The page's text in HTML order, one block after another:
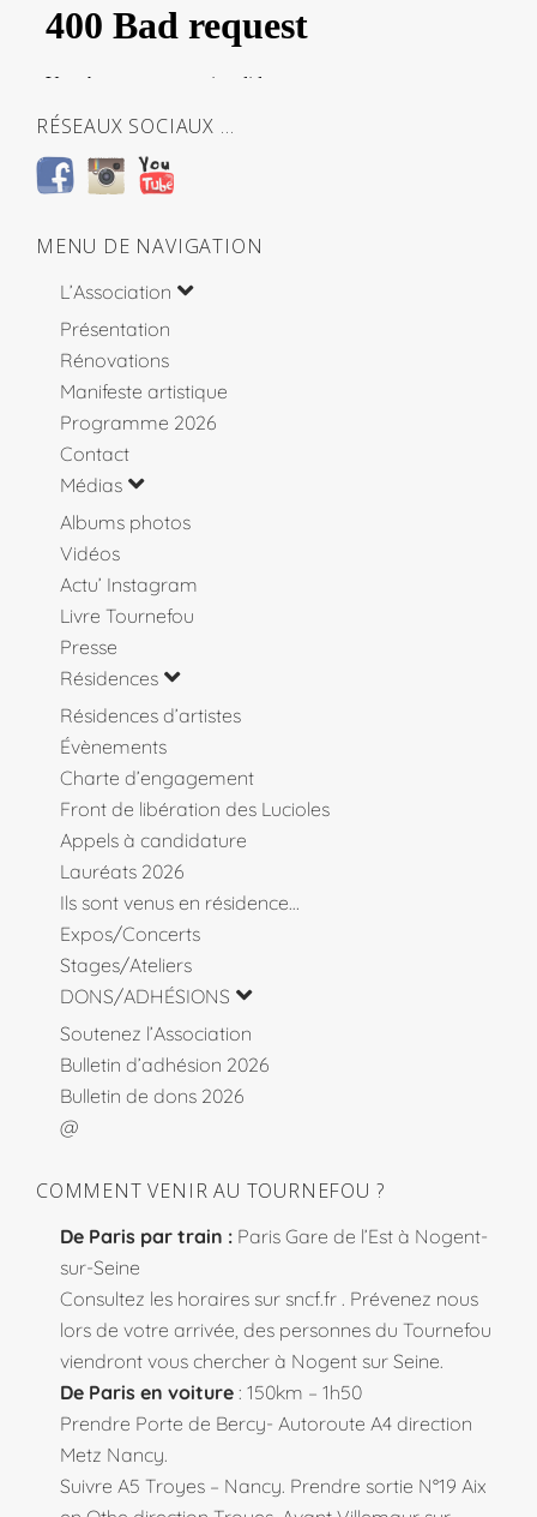
RÉSEAUX SOCIAUX …
MENU DE NAVIGATION
L’Association
Présentation
Rénovations
Manifeste artistique
Programme 2026
Contact
Médias
Albums photos
Vidéos
Actu’ Instagram
Livre Tournefou
Presse
Résidences
Résidences d’artistes
Évènements
Charte d’engagement
Front de libération des Lucioles
Appels à candidature
Lauréats 2026
Ils sont venus en résidence…
Expos/Concerts
Stages/Ateliers
DONS/ADHÉSIONS
Soutenez l’Association
Bulletin d’adhésion 2026
Bulletin de dons 2026
@
COMMENT VENIR AU TOURNEFOU ?
De Paris par train : Paris Gare de l’Est à Nogent-
sur-Seine
Consultez les horaires sur sncf.fr . Prévenez nous
lors de votre arrivée, des personnes du Tournefou
viendront vous chercher à Nogent sur Seine.
De Paris en voiture : 150km – 1h50
Prendre Porte de Bercy- Autoroute A4 direction
Metz Nancy.
Suivre A5 Troyes – Nancy. Prendre sortie N°19 Aix